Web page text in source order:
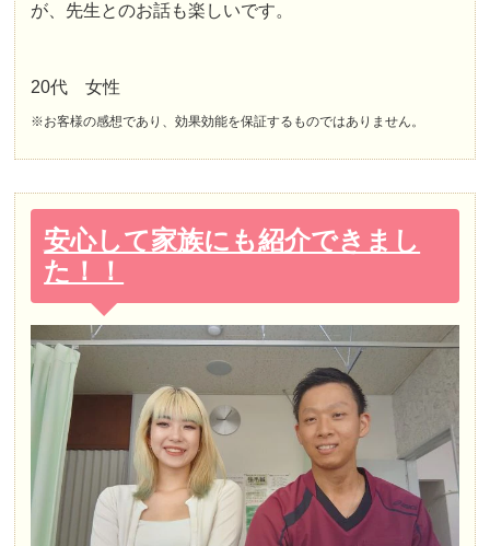
が、先生とのお話も楽しいです。
20代 女性
※お客様の感想であり、効果効能を保証するものではありません。
安心して家族にも紹介できまし
た！！